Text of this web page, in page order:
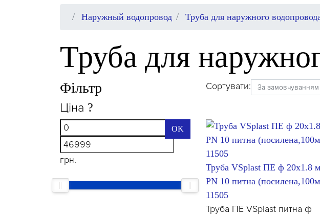
Наружный водопровод Труба для наружного
Труба для
Фільтр
Ціна ?
грн.
OK
Сортувати:
Труба VSplast ПЕ ф 20x1.8
PN 10 питна
11505
Труба ПЕ VSplast питна ф